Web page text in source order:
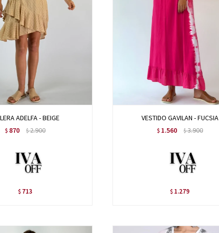
ADELFA - BEIGE
$ 870 $2.900
$ 713
VESTIDO GAVILAN - FUCSIA
$ 1.560 $3.900
$ 1.279